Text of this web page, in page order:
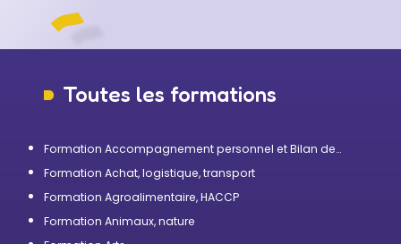
Toutes les formations
Formation Accompagnement personnel et Bilan de
Formation Achat, logistique, transport
Formation Agroalimentaire, HACCP
Formation Animaux, nature